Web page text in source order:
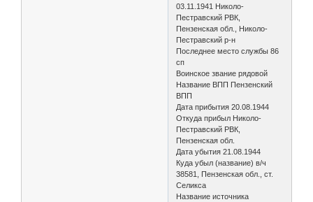
03.11.1941 Николо-
Пестравский РВК,
Пензенская обл., Николо-
Пестравский р-н
Последнее место службы 86
сп
Воинское звание рядовой
Название ВПП Пензенский
ВПП
Дата прибытия 20.08.1944
Откуда прибыл Николо-
Пестравский РВК,
Пензенская обл.
Дата убытия 21.08.1944
Куда убыл (название) в/ч
38581, Пензенская обл., ст.
Селикса
Название источника